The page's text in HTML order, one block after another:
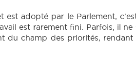
adopté par le Parlement,
est rarement fini. Parfois, il
du champ des priorités,